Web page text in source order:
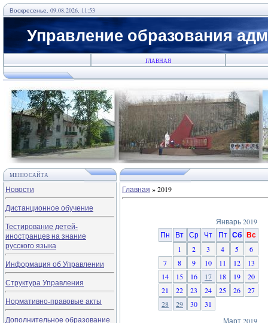
Воскресенье, 09.08.2026, 11:53
Управление образования
ГЛАВНАЯ
МЕНЮ САЙТА
Новости
Дистанционное обучение
Тестирование детей-
иностранцев на знание
русского языка
Информация об Управлении
Структура Управления
Нормативно-правовые акты
Дополнительное образование
Главная »2019
Январь 2019
Пн
Вт Ср Чт Пт Сб Вс
1 2 3 4 5
6
7
8 9 10 11 12
13
14
15 16 17 18 19
20
21
22 23 24 25 26
27
28
29 30
31
Март 2019